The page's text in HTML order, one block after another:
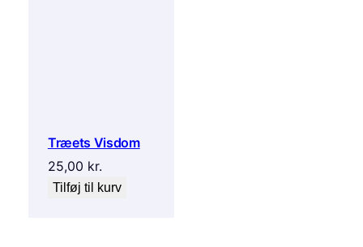
Træets Visdom
25,00 kr.
Tilføj til kurv